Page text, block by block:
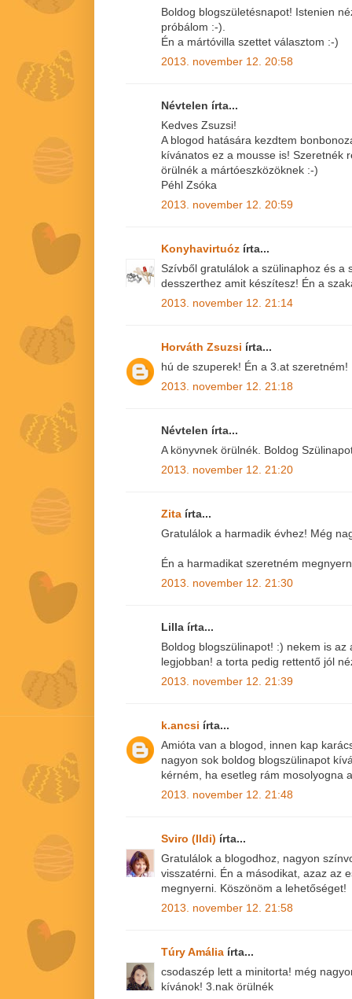
Boldog blogszületésnapot! Istenien
próbálom :-).
Én a mártóvilla szettet választom :-)
2013. november 12. 20:58
Névtelen írta...
Kedves Zsuzsi!
A blogod hatására kezdtem
kívánatos ez a mousse is! Szeretnék
örülnék a mártóeszközöknek :-)
Péhl Zsóka
2013. november 12. 20:59
Konyhavirtuóz írta...
Szívből gratulálok a szülinaphoz és a
desszerthez amit készítesz! Én a
2013. november 12. 21:14
Horváth Zsuzsi írta...
hú de szuperek! Én a 3.at szeretném!
2013. november 12. 21:18
Névtelen írta...
A könyvnek örülnék. Boldog
2013. november 12. 21:20
Zita írta...
Gratulálok a harmadik évhez! Még
Én a harmadikat szeretném
2013. november 12. 21:30
Lilla írta...
Boldog blogszülinapot! :) nekem is
legjobban! a torta pedig rettentő jól
2013. november 12. 21:39
k.ancsi írta...
Amióta van a blogod, innen kap
nagyon sok boldog blogszülinapot
kérném, ha esetleg rám mosolyogna
2013. november 12. 21:48
Sviro (Ildi) írta...
Gratulálok a blogodhoz, nagyon
visszatérni. Én a másodikat, azaz az
megnyerni. Köszönöm a lehetőséget!
2013. november 12. 21:58
Túry Amália írta...
csodaszép lett a minitorta! még
kívánok! 3.nak örülnék